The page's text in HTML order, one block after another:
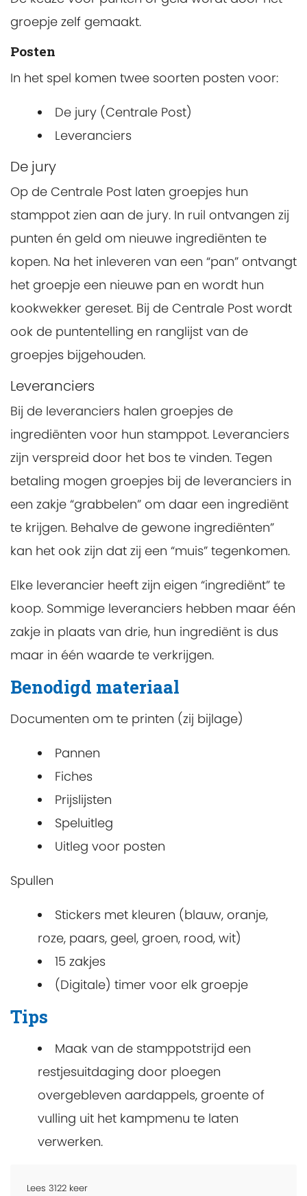
groepje zelf gemaakt.
Posten
In het spel komen twee soorten posten voor:
De jury (Centrale Post)
Leveranciers
De jury
Op de Centrale Post laten groepjes hun
stamppot zien aan de jury. In ruil ontvangen zij
punten én geld om nieuwe ingrediënten te
kopen. Na het inleveren van een “pan” ontvangt
het groepje een nieuwe pan en wordt hun
kookwekker gereset. Bij de Centrale Post wordt
ook de puntentelling en ranglijst van de
groepjes bijgehouden.
Leveranciers
Bij de leveranciers halen groepjes de
ingrediënten voor hun stamppot. Leveranciers
zijn verspreid door het bos te vinden. Tegen
betaling mogen groepjes bij de leveranciers in
een zakje “grabbelen” om daar een ingrediënt
te krijgen. Behalve de gewone ingrediënten”
kan het ook zijn dat zij een “muis” tegenkomen.
Elke leverancier heeft zijn eigen “ingrediënt” te
koop. Sommige leveranciers hebben maar één
zakje in plaats van drie, hun ingrediënt is dus
maar in één waarde te verkrijgen.
Benodigd materiaal
Documenten om te printen (zij bijlage)
Pannen
Fiches
Prijslijsten
Speluitleg
Uitleg voor posten
Spullen
Stickers met kleuren (blauw, oranje,
roze, paars, geel, groen, rood, wit)
15 zakjes
(Digitale) timer voor elk groepje
Tips
Maak van de stamppotstrijd een
restjesuitdaging door ploegen
overgebleven aardappels, groente of
vulling uit het kampmenu te laten
verwerken.
Lees 3122 keer